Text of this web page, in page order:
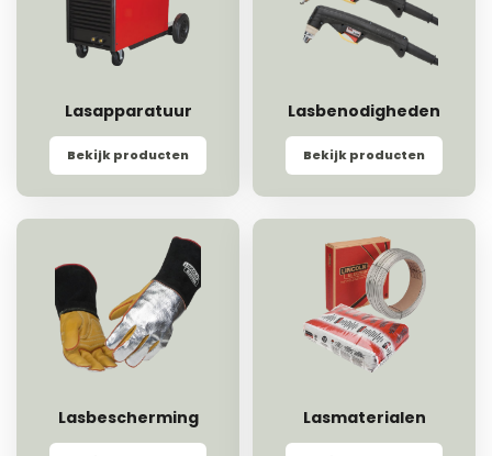
Lasapparatuur
Bekijk producten
Lasbenodigheden
Bekijk producten
Lasbescherming Lasmaterialen